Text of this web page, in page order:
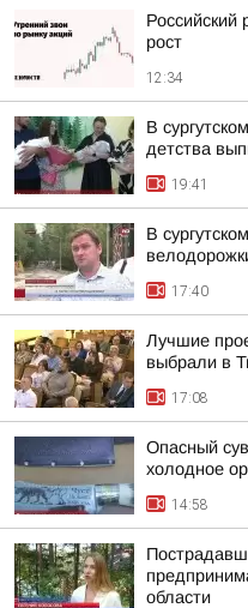
Российский
рост
12:34
В
детства
19:41
В
17:40
Лучшие
выбрали в
17:08
Опасный
холодное
14:58
области